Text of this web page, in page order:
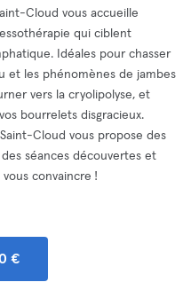
Cloud vous accueille
qui ciblent
Idéales pour chasser
et les phénomènes de jambes
vers la cryolipolyse, et
bourrelets disgracieux.
Cloud vous propose des
séances découvertes et
convaincre !
€